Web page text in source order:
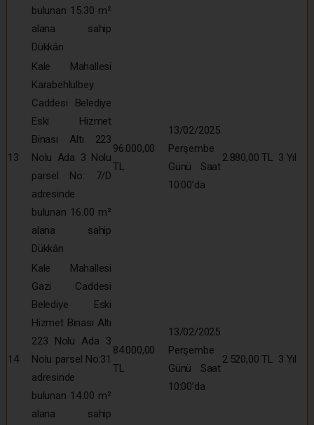
bulunan 15.30 m²
alana sahip
Dükkân
13
Kale Mahallesi
Karabehlülbey
Caddesi Belediye
Eski Hizmet
Binası Altı 223
Nolu Ada 3 Nolu
parsel No: 7/D
adresinde
bulunan 16.00 m²
alana sahip
Dükkân
96.000,00
TL
13/02/2025
Perşembe
Günü Saat
10:00’da
2.880,00 TL 3 Yıl
14
Kale Mahallesi
Gazi Caddesi
Belediye Eski
Hizmet Binası Altı
223 Nolu Ada 3
Nolu parsel No:31
adresinde
bulunan 14.00 m²
alana sahip
84.000,00
TL
13/02/2025
Perşembe
Günü Saat
10:00’da
2.520,00 TL 3 Yıl